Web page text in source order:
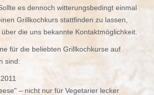
es dennoch witterungsbedingt einmal
Grillkochkurs stattfinden zu lassen,
die uns bekannte Kontaktmöglichkeit.
für die beliebten Grillkochkurse auf
sind:
– nicht nur für Vegetarier lecker